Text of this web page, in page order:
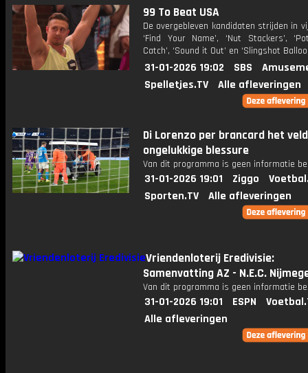
99 To Beat USA
De overgebleven kandidaten strijden in
‘Find Your Name’, ‘Nut Stackers’,
Catch’, ‘Sound it Out’ en ‘Slingshot
31-01-2026 19:02 SBS
Spelletjes.TV
Alle afleveringen
Di Lorenzo per brancard het
ongelukkige blessure
Van dit programma is geen informatie
31-01-2026 19:01 Ziggo
Sporten.TV
Alle afleveringen
Vriendenloterij Eredivisie:
Samenvatting AZ - N.E.C.
Van dit programma is geen informatie
31-01-2026 19:01 ESPN
Alle afleveringen